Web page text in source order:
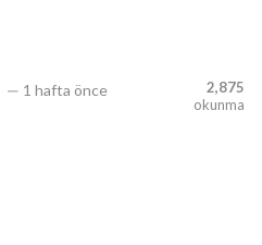
— 1 hafta önce
2,875
okunma